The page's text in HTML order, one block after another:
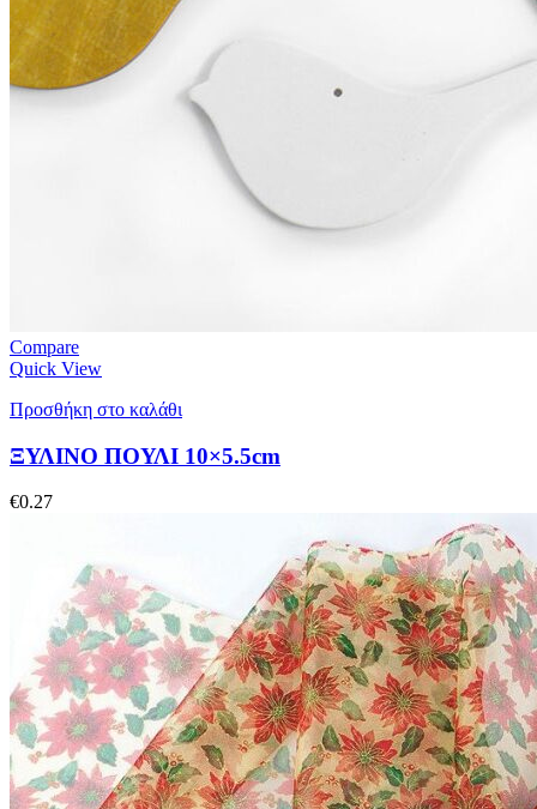
Compare
Quick View
Προσθήκη στο καλάθι
ΞΥΛΙΝΟ ΠΟΥΛΙ 10×5.5cm
€0.27